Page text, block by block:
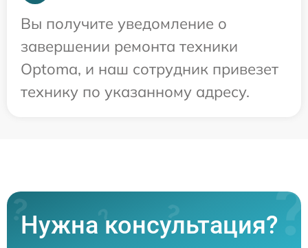
Вы получите уведомление о
завершении ремонта техники
Optoma, и наш сотрудник привезет
технику по указанному адресу.
Нужна консультация?